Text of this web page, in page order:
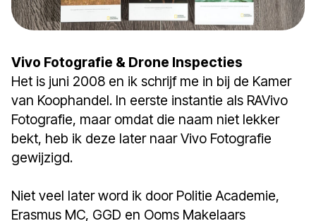
Vivo Fotografie & Drone Inspecties
Het is juni 2008 en ik schrijf me in bij de Kamer
van Koophandel. In eerste instantie als RAVivo
Fotografie, maar omdat die naam niet lekker
bekt, heb ik deze later naar Vivo Fotografie
gewijzigd.
Niet veel later word ik door Politie Academie,
Erasmus MC, GGD en Ooms Makelaars